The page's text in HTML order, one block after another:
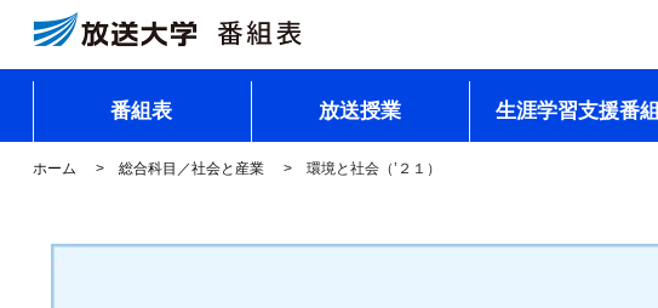
番組表 放送授業 生涯学習支援番組
ホーム 総合科目／社会と産業 環境と社会（’２１）